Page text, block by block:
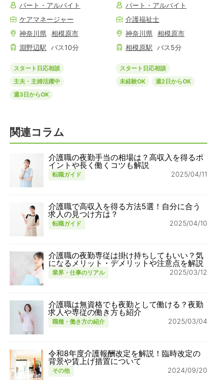
パート・アルバイト
ケアマネージャー
神奈川県
相模原市
淵野辺駅 バス10分
スタート日応相談
主夫・主婦活躍中
週3日からOK
パート・アルバイト
介護福祉士
神奈川県
相模原市
相模原駅 バス5分
スタート日応相談
未経験OK
週2日からOK
関連コラム
介護職の夜勤手当の相場は？高収入を得るポ
イントや長く働くコツも解説
転職ガイド 2025/04/11
介護職で高収入を得る方法5選！自分に合う
求人の見つけ方は？
転職ガイド 2025/04/10
介護職の夜勤専従は掛け持ちしてもいい？気
になるメリット・デメリットや注意点を解説
業界・仕事のリアル 2025/03/12
介護職は無資格でも夜勤として働ける？夜勤
求人や専従の働き方も紹介
職種・働き方の紹介 2025/03/04
令和8年度介護報酬改定を解説！臨時改定の
背景や賃上げ措置について
その他 2024/09/20